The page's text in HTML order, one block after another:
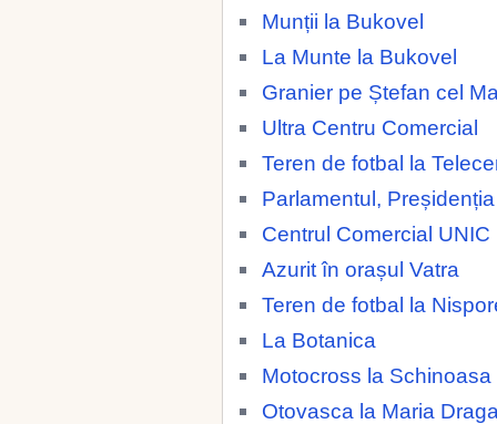
Munții la Bukovel
La Munte la Bukovel
Granier pe Ștefan cel
Ultra Centru Comercial
Teren de fotbal la
Parlamentul, Preșidenția
Centrul Comercial UNIC
Azurit în orașul Vatra
Teren de fotbal la
La Botanica
Motocross la Schinoasa
Otovasca la Maria